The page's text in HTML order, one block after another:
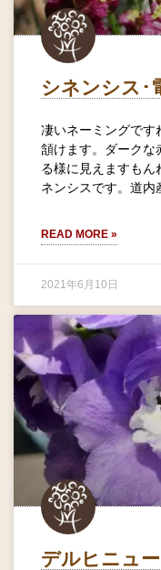
シネンシス･
凄いネーミングです
頷けます。ダークな
る様に見えますもん
ネンシスです。道内
READ MORE »
2021年6月10日
デルヒニュ